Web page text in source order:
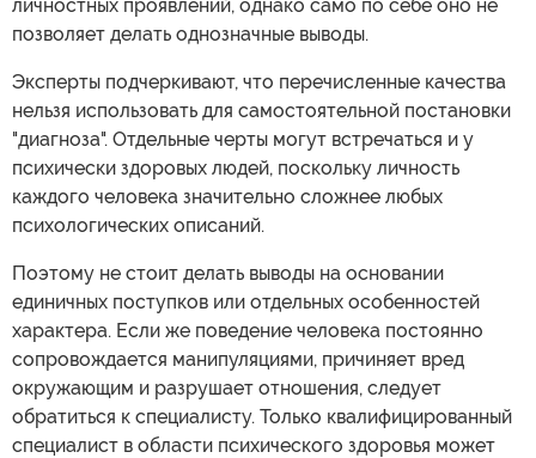
личностных проявлений, однако само по себе оно не
позволяет делать однозначные выводы.
Эксперты подчеркивают, что перечисленные качества
нельзя использовать для самостоятельной постановки
"диагноза". Отдельные черты могут встречаться и у
психически здоровых людей, поскольку личность
каждого человека значительно сложнее любых
психологических описаний.
Поэтому не стоит делать выводы на основании
единичных поступков или отдельных особенностей
характера. Если же поведение человека постоянно
сопровождается манипуляциями, причиняет вред
окружающим и разрушает отношения, следует
обратиться к специалисту. Только квалифицированный
специалист в области психического здоровья может